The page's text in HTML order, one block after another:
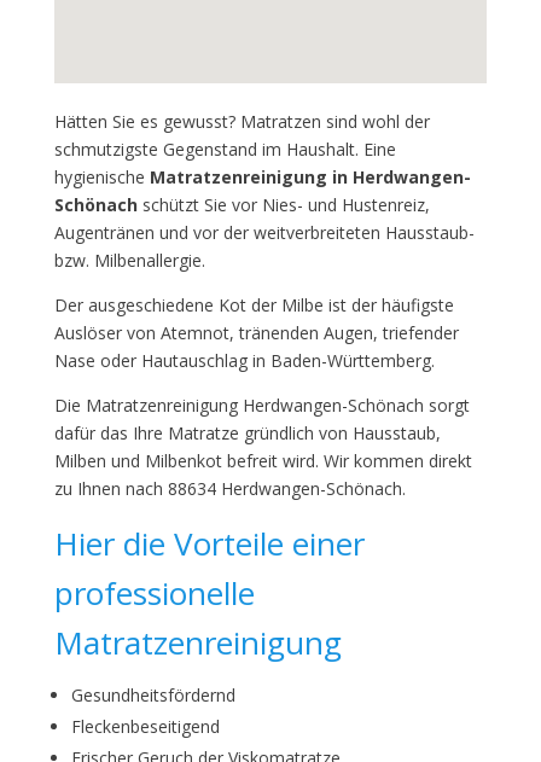
Hätten Sie es gewusst? Matratzen sind wohl der
schmutzigste Gegenstand im Haushalt. Eine
hygienische Matratzenreinigung in Herdwangen-
Schönachschützt Sie vor Nies- und Hustenreiz,
Augentränen und vor der weitverbreiteten Hausstaub-
bzw. Milbenallergie.
Der ausgeschiedene Kot der Milbe ist der häufigste
Auslöser von Atemnot, tränenden Augen, triefender
Nase oder Hautauschlag in Baden-Württemberg.
Die Matratzenreinigung Herdwangen-Schönach sorgt
dafür das Ihre Matratze gründlich von Hausstaub,
Milben und Milbenkot befreit wird. Wir kommen direkt
zu Ihnen nach 88634 Herdwangen-Schönach.
Hier die Vorteile einer
professionelle
Matratzenreinigung
Gesundheitsfördernd
Fleckenbeseitigend